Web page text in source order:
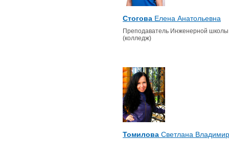
Стогова Елена Анатольевна
Преподаватель Инженерной
(колледж)
Томилова Светлана